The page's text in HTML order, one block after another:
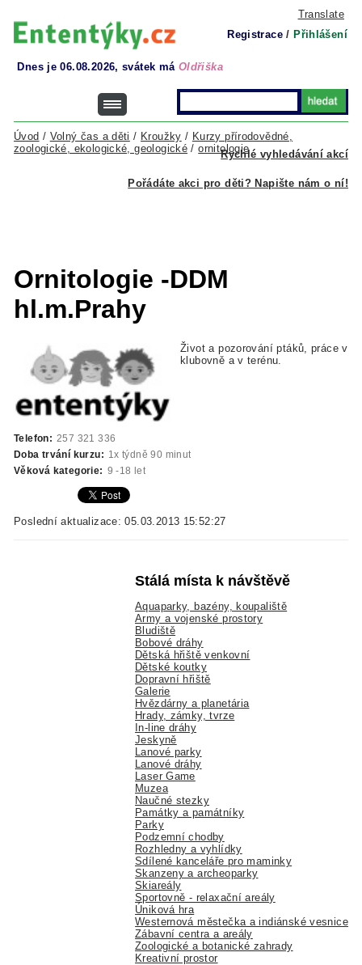
Translate
Registrace / Přihlášení
Dnes je 06.08.2026, svátek má Oldřiška
Rychlé vyhledávání akcí
Úvod / Volný čas a děti / Kroužky / Kurzy přírodovědné,
zoologické, ekologické, geologické /ornitologie
Pořádáte akci pro děti? Napište nám o ní!
Ornitologie -DDM
hl.m.Prahy
Život a pozorování ptáků, práce v
klubovně a v terénu.
Telefon: 257 321 336
Doba trvání kurzu: 1x týdně 90 minut
Věková kategorie: 9 -18 let
Poslední aktualizace: 05.03.2013 15:52:27
Stálá místa k návštěvě
Aquaparky, bazény, koupaliště
Army a vojenské prostory
Bludiště
Bobové dráhy
Dětská hřiště venkovní
Dětské koutky
Dopravní hřiště
Galerie
Hvězdárny a planetária
Hrady, zámky, tvrze
In-line dráhy
Jeskyně
Lanové parky
Lanové dráhy
Laser Game
Muzea
Naučné stezky
Památky a památníky
Parky
Podzemní chodby
Rozhledny a vyhlídky
Sdílené kanceláře pro maminky
Skanzeny a archeoparky
Skiareály
Sportovně - relaxační areály
Úniková hra
Westernová městečka a indiánské vesnice
Zábavní centra a areály
Zoologické a botanické zahrady
Kreativní prostor